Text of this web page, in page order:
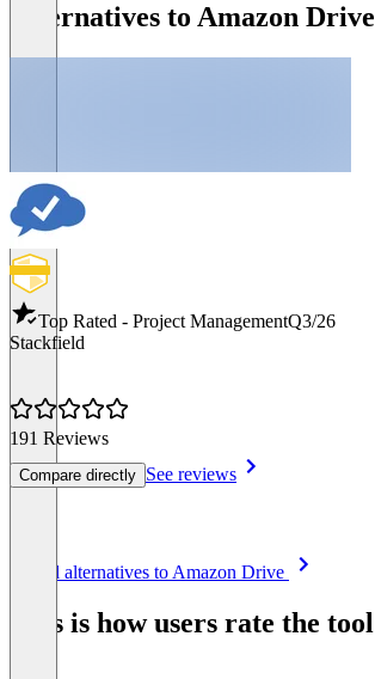
Alternatives to Amazon Drive
Top Rated - Project ManagementQ3/26
Stackfield
191 Reviews
Compare directly See reviews
See all alternatives to Amazon Drive
This is how users rate the tool